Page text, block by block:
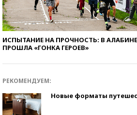
ИСПЫТАНИЕ НА ПРОЧНОСТЬ: В АЛАБИНЕ
ПРОШЛА «ГОНКА ГЕРОЕВ»
РЕКОМЕНДУЕМ:
Новые форматы